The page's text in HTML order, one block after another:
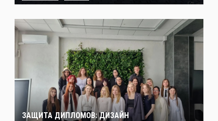
ЗАЩИТА ДИПЛОМОВ: ДИЗАЙН